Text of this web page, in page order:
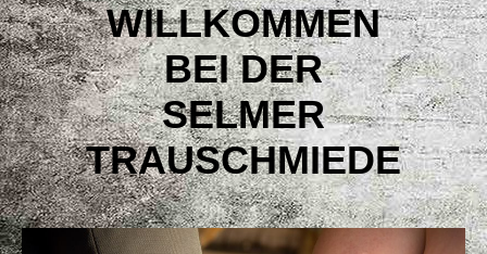
WILLKOMMEN
BEI DER
SELMER
TRAUSCHMIEDE